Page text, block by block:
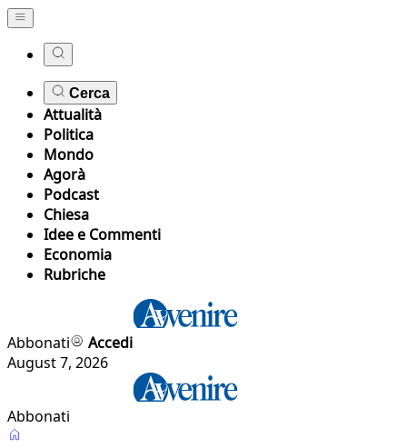
Cerca
Attualità
Politica
Mondo
Agorà
Podcast
Chiesa
Idee e Commenti
Economia
Rubriche
Abbonati
Accedi
August 7, 2026
Abbonati